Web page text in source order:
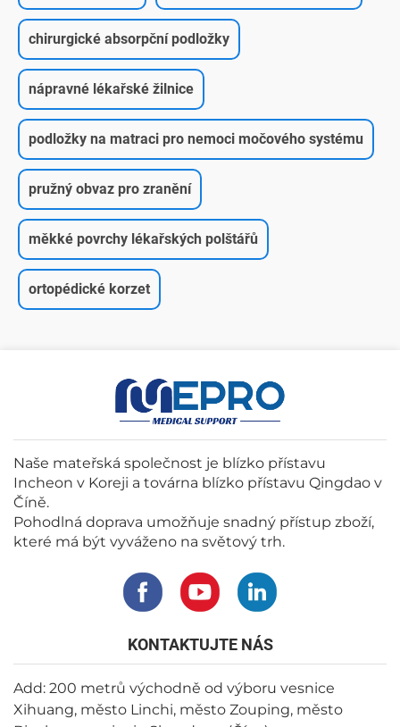
chirurgické absorpční podložky
nápravné lékařské žilnice
podložky na matraci pro nemoci močového systému
pružný obvaz pro zranění
měkké povrchy lékařských polštářů
ortopédické korzet
Naše mateřská společnost je blízko přístavu
Incheon v Koreji a továrna blízko přístavu Qingdao v
Číně.
Pohodlná doprava umožňuje snadný přístup zboží,
které má být vyváženo na světový trh.
KONTAKTUJTE NÁS
Add: 200 metrů východně od výboru vesnice
Xihuang, město Linchi, město Zouping, město